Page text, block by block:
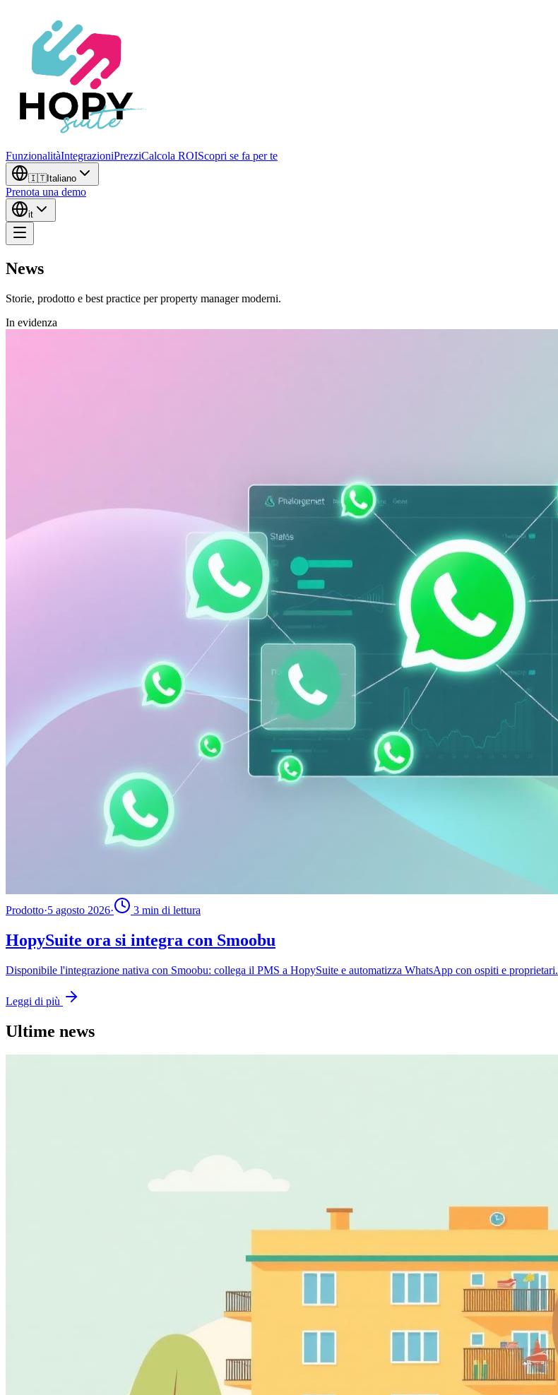
FunzionalitàIntegrazioniPrezziCalcola ROIScopri se fa per te
🇮🇹Italiano
Prenota una demo
it
News
Storie, prodotto e best practice per property manager moderni.
In evidenza
Prodotto·5 agosto 2026· 3 min di lettura
HopySuite ora si integra con Smoobu
Disponibile l'integrazione nativa con Smoobu: collega il PMS a HopySuite e automatizza WhatsApp con ospiti e proprietari.
Leggi di più
Ultime news